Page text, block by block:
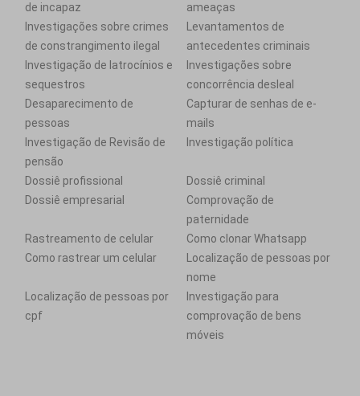
de incapaz
ameaças
Investigações sobre crimes
de constrangimento ilegal
Levantamentos de
antecedentes criminais
Investigação de latrocínios e
sequestros
Investigações sobre
concorrência desleal
Desaparecimento de
pessoas
Capturar de senhas de e-
mails
Investigação de Revisão de
pensão
Investigação política
Dossiê profissional
Dossiê criminal
Dossiê empresarial
Comprovação de
paternidade
Rastreamento de celular
Como clonar Whatsapp
Como rastrear um celular
Localização de pessoas por
nome
Localização de pessoas por
cpf
Investigação para
comprovação de bens
móveis